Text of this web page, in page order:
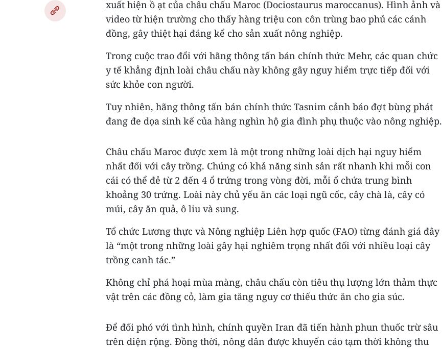
xuất hiện ồ ạt của châu chấu Maroc (Dociostaurus maroccanus). Hình ảnh và
video từ hiện trường cho thấy hàng triệu con côn trùng bao phủ các cánh
đồng, gây thiệt hại đáng kể cho sản xuất nông nghiệp.
Trong cuộc trao đổi với hãng thông tấn bán chính thức Mehr, các quan chức
y tế khẳng định loài châu chấu này không gây nguy hiểm trực tiếp đối với
sức khỏe con người.
Tuy nhiên, hãng thông tấn bán chính thức Tasnim cảnh báo đợt bùng phát
đang đe dọa sinh kế của hàng nghìn hộ gia đình phụ thuộc vào nông nghiệp.
Châu chấu Maroc được xem là một trong những loài dịch hại nguy hiểm
nhất đối với cây trồng. Chúng có khả năng sinh sản rất nhanh khi mỗi con
cái có thể đẻ từ 2 đến 4 ổ trứng trong vòng đời, mỗi ổ chứa trung bình
khoảng 30 trứng. Loài này chủ yếu ăn các loại ngũ cốc, cây chà là, cây có
múi, cây ăn quả, ô liu và sung.
Tổ chức Lương thực và Nông nghiệp Liên hợp quốc (FAO) từng đánh giá đây
là “một trong những loài gây hại nghiêm trọng nhất đối với nhiều loại cây
trồng canh tác.”
Không chỉ phá hoại mùa màng, châu chấu còn tiêu thụ lượng lớn thảm thực
vật trên các đồng cỏ, làm gia tăng nguy cơ thiếu thức ăn cho gia súc.
Để đối phó với tình hình, chính quyền Iran đã tiến hành phun thuốc trừ sâu
trên diện rộng. Đồng thời, nông dân được khuyến cáo tạm thời không thu